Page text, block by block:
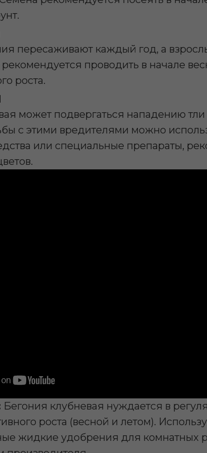
пересаживают каждый год, а
проводить в начале
роста.
может подвергаться нападению тли
с этими вредителями можно
или специальные препараты,
Бегония клубневая нуждается в
роста (весной и летом).
жидкие удобрения для комнатных